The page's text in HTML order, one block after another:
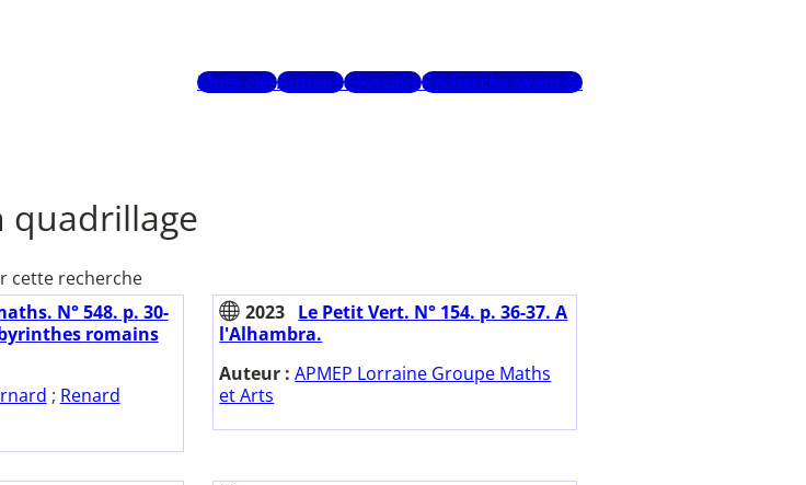
Mots-clésAuteursGlossaireRecherche avancée
quadrillage
cette recherche
N° 548. p. 30-
romains
; Renard
2023 Le Petit Vert. N° 154. p. 36-37. A
l'Alhambra.
Auteur :APMEP Lorraine Groupe Maths
et Arts